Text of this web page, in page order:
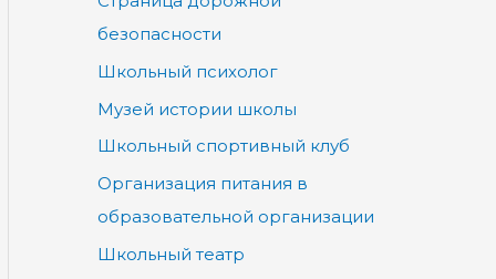
безопасности
Школьный психолог
Музей истории школы
Школьный спортивный клуб
Организация питания в
образовательной организации
Школьный театр